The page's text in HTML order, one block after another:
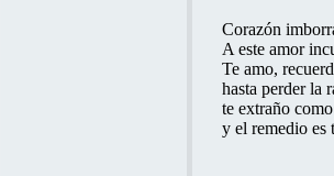
Corazón
A este amor
Te amo,
hasta perder la
te extraño
y el remedio es